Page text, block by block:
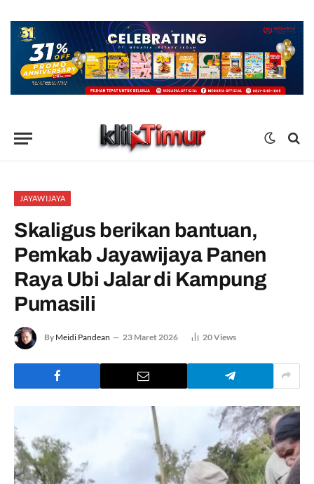
JAYAWIJAYA
Skaligus berikan bantuan,
Pemkab Jayawijaya Panen
Raya Ubi Jalar di Kampung
Pumasili
By Meidi Pandean 23 Maret 2026 20Views